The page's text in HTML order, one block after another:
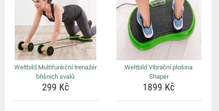
Weltbild Multifunkční trenažér
břišních svalů
299 Kč
Weltbild Vibrační plošina
Shaper
1899 Kč